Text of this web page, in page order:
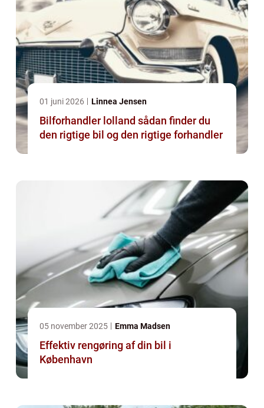
01 juni 2026 Linnea Jensen
Bilforhandler lolland sådan finder du
den rigtige bil og den rigtige forhandler
05 november 2025 Emma Madsen
Effektiv rengøring af din bil i
København